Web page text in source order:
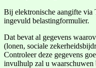
Bij elektronische aangifte
ingevuld belastingformulier.
Dat bevat al gegevens
(lonen, sociale
Controleer deze gegevens
invulhulp zal u waarschuwen